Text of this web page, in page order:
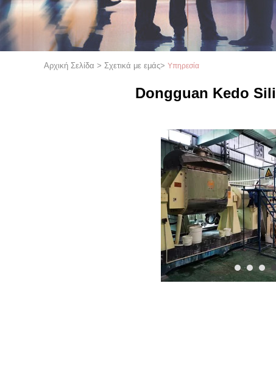
Αρχική Σελίδα > Σχετικά με εμάς> Υπηρεσία
Dongguan Kedo
1 2 3 4